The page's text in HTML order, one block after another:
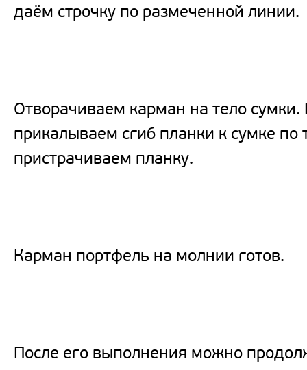
даём строчку по размеченной линии.
Отворачиваем карман на тело сумки.
прикалываем сгиб планки к сумке по
пристрачиваем планку.
Карман портфель на молнии готов.
После его выполнения можно